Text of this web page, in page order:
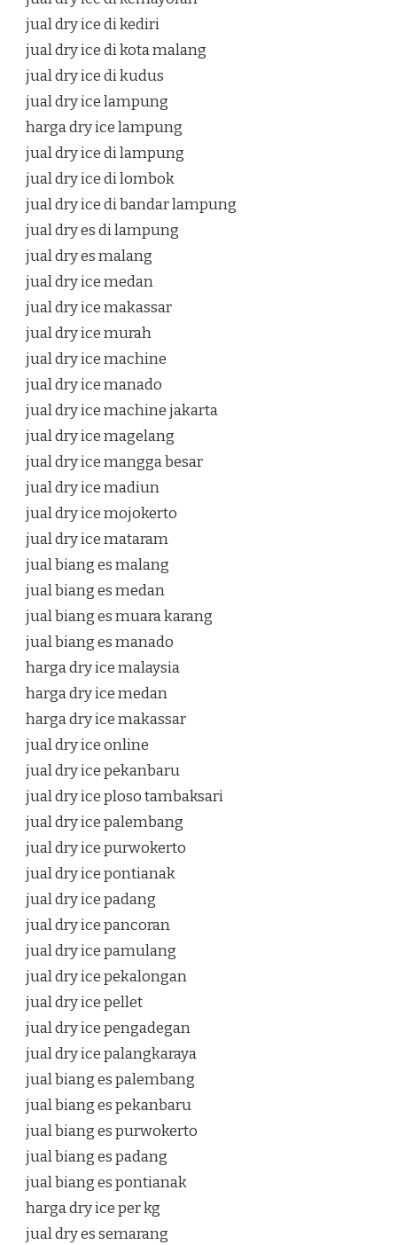
jual dry ice di kediri
jual dry ice di kota malang
jual dry ice di kudus
jual dry ice lampung
harga dry ice lampung
jual dry ice di lampung
jual dry ice di lombok
jual dry ice di bandar lampung
jual dry es di lampung
jual dry es malang
jual dry ice medan
jual dry ice makassar
jual dry ice murah
jual dry ice machine
jual dry ice manado
jual dry ice machine jakarta
jual dry ice magelang
jual dry ice mangga besar
jual dry ice madiun
jual dry ice mojokerto
jual dry ice mataram
jual biang es malang
jual biang es medan
jual biang es muara karang
jual biang es manado
harga dry ice malaysia
harga dry ice medan
harga dry ice makassar
jual dry ice online
jual dry ice pekanbaru
jual dry ice ploso tambaksari
jual dry ice palembang
jual dry ice purwokerto
jual dry ice pontianak
jual dry ice padang
jual dry ice pancoran
jual dry ice pamulang
jual dry ice pekalongan
jual dry ice pellet
jual dry ice pengadegan
jual dry ice palangkaraya
jual biang es palembang
jual biang es pekanbaru
jual biang es purwokerto
jual biang es padang
jual biang es pontianak
harga dry ice per kg
jual dry es semarang